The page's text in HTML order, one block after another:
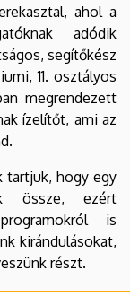
ahol a
adódik
segítőkész
11. osztályos
megrendezett
ízelítőt, ami az
tartjuk, hogy egy
össze, ezért
is
kirándulásokat,
részt.